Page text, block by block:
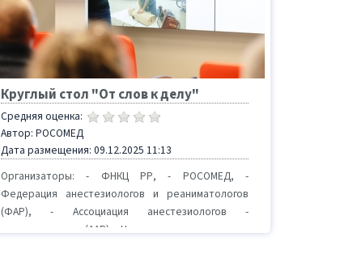
Круглый стол "От слов к делу"
Средняя оценка:
Автор: РОСОМЕД
Дата размещения: 09.12.2025 11:13
Организаторы: - ФНКЦ РР, - РОСОМЕД, -
Федерация анестезиологов и реаниматологов
(ФАР), - Ассоциация анестезиологов -
реаниматологов (ААР), - Национ...